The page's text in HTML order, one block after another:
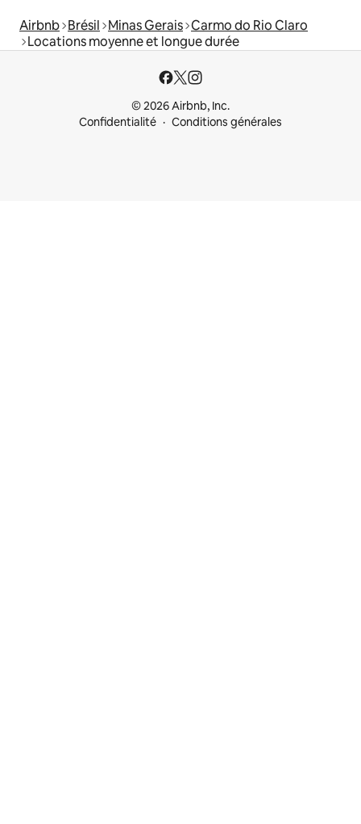
Airbnb Brésil Minas Gerais Carmo do Rio Claro
Locations moyenne et longue durée
© 2026 Airbnb, Inc.
Confidentialité
Conditions générales